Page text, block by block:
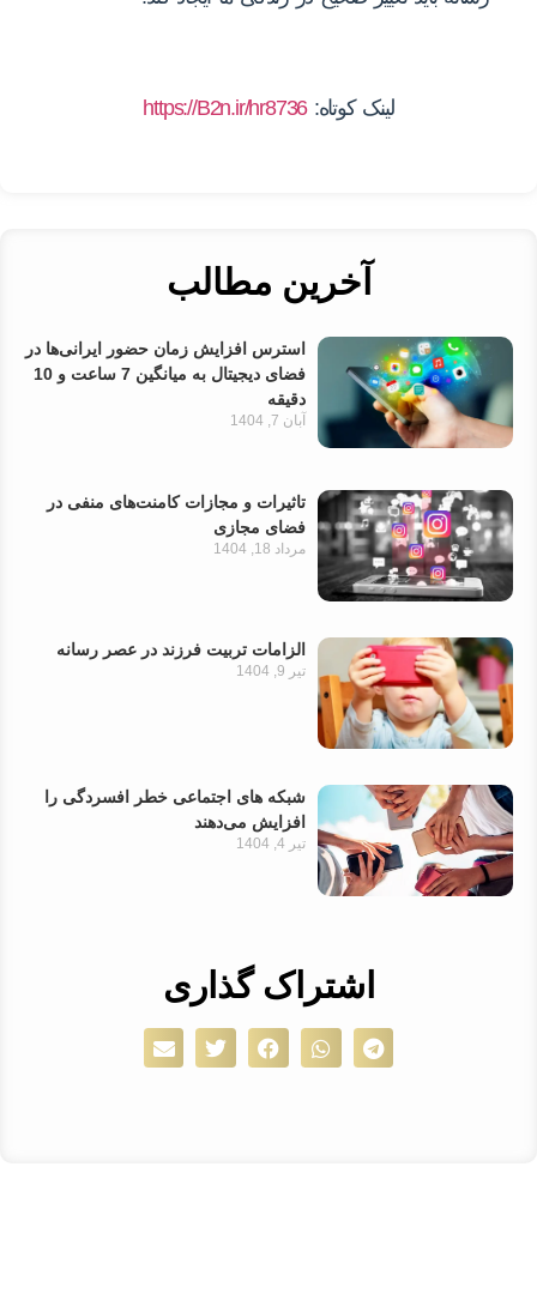
لینک کوتاه:https://B2n.ir/hr8736
آخرین مطالب
استرس افزایش زمان حضور ایرانی‌ها در
فضای دیجیتال به میانگین 7 ساعت و 10
دقیقه
آبان 7, 1404
تاثیرات و مجازات کامنت‌های منفی در
فضای مجازی
مرداد 18, 1404
الزامات تربیت فرزند در عصر رسانه
تیر 9, 1404
شبکه های اجتماعی خطر افسردگی را
افزایش می‌دهند
تیر 4, 1404
اشتراک گذاری